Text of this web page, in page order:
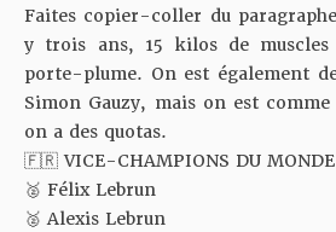
Faites copier-coller du
y trois ans, 15 kilos de
porte-plume. On est également
Simon Gauzy, mais on est comme
on a des quotas.
🇫🇷 VICE-CHAMPIONS DU
🥈 Félix Lebrun
🥈 Alexis Lebrun